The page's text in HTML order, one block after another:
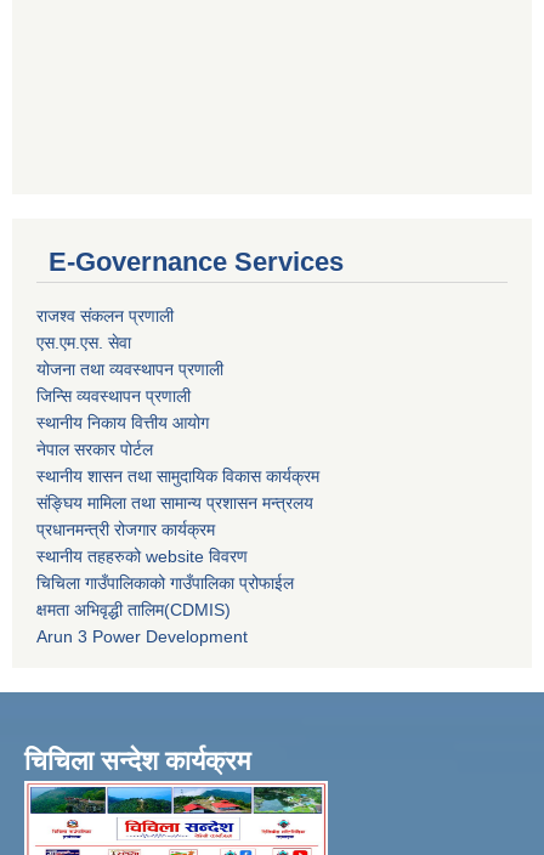
E-Governance Services
राजश्व संकलन प्रणाली
एस.एम.एस. सेवा
योजना तथा व्यवस्थापन प्रणाली
जिन्सि व्यवस्थापन प्रणाली
स्थानीय निकाय वित्तीय आयोग
नेपाल सरकार पोर्टल
स्थानीय शासन तथा सामुदायिक विकास कार्यक्रम
संङ्घिय मामिला तथा सामान्य प्रशासन मन्त्रलय
प्रधानमन्त्री रोजगार कार्यक्रम
स्थानीय तहहरुको website विवरण
चिचिला गाउँपालिकाको गाउँपालिका प्रोफाईल
क्षमता अभिवृद्धी तालिम(CDMIS)
Arun 3 Power Development
चिचिला सन्देश कार्यक्रम